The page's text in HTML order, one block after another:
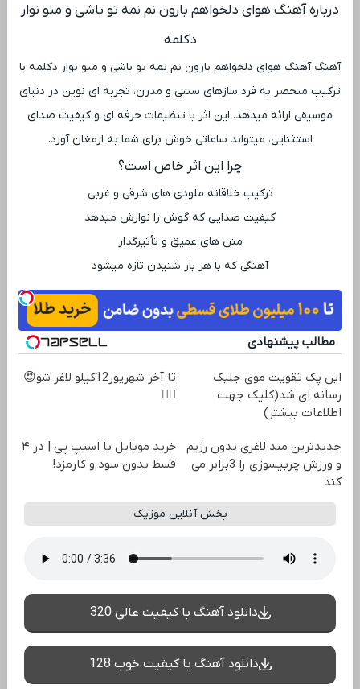
درباره آهنگ هوای دلخواهم بارون نم نمه تو باشی و منو نوار
دکلمه
آهنگ آهنگ هوای دلخواهم بارون نم نمه تو باشی و منو نوار دکلمه با
ترکیب منحصر به فرد سازهای سنتی و مدرن، تجربه ‌ای نوین در دنیای
موسیقی ارائه میدهد. این اثر با تنظیمات حرفه ‌ای و کیفیت صدای
استثنایی، میتواند ساعاتی خوش برای شما به ارمغان آورد.
چرا این اثر خاص است؟
ترکیب خلاقانه ملودی ‌های شرقی و غربی
کیفیت صدایی که گوش را نوازش میدهد
متن‌ های عمیق و تأثیرگذار
آهنگی که با هر بار شنیدن تازه میشود
مطالب پیشنهادی
این پک تقویت موی جلبک
رسانه ای شد(کلیک جهت
اطلاعات بیشتر)
تا آخر شهریور12کیلو لاغر شو😍
👌🏻
جدیدترین متد لاغری بدون رژیم
و ورزش چربیسوزی را 3برابر می
کند
خرید موبایل با اسنپ پی | در ۴
قسط بدون سود و کارمزد!
پخش آنلاین موزیک
دانلود آهنگ با کیفیت عالی 320
دانلود آهنگ با کیفیت خوب 128